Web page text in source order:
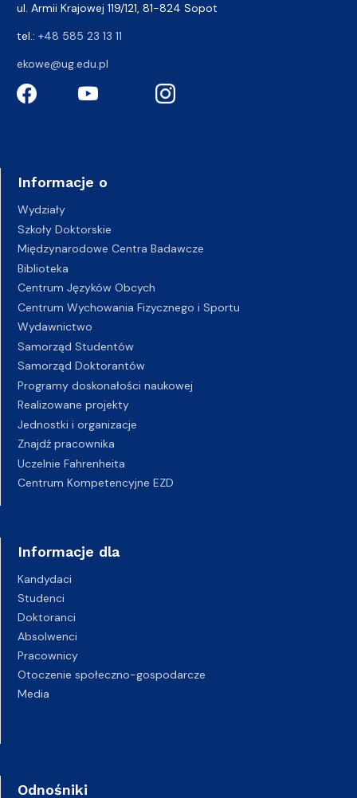
ul. Armii Krajowej 119/121, 81-824 Sopot
tel.: +48 585 23 13 11
ekowe@ug.edu.pl
Informacje o
Wydziały
Szkoły Doktorskie
Międzynarodowe Centra Badawcze
Biblioteka
Centrum Języków Obcych
Centrum Wychowania Fizycznego i Sportu
Wydawnictwo
Samorząd Studentów
Samorząd Doktorantów
Programy doskonałości naukowej
Realizowane projekty
Jednostki i organizacje
Znajdź pracownika
Uczelnie Fahrenheita
Centrum Kompetencyjne EZD
Informacje dla
Kandydaci
Studenci
Doktoranci
Absolwenci
Pracownicy
Otoczenie społeczno-gospodarcze
Media
Odnośniki